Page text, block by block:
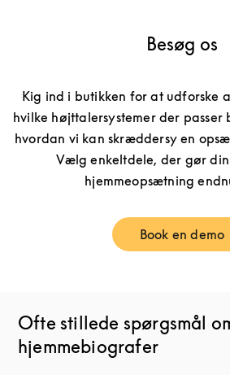
Besøg os
Kig ind i butikken for at udforske
hvilke højttalersystemer der passer
hvordan vi kan skræddersy en
Vælg enkeltdele, der gør din
hjemmeopsætning
Book en demo
Link
Ofte stillede spørgsmål
hjemmebiografer